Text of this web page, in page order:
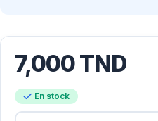
7,000TND
En stock